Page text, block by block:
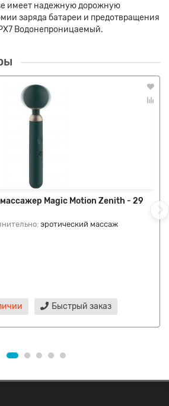
имеет надежную дорожную
заряда батареи и предотвращения
Водонепроницаемый.
Magic Motion Zenith - 29
эротический массаж
Быстрый заказ